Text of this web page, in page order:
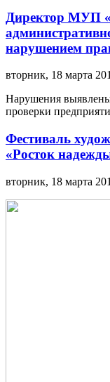
Директор МУП
нарушением
вторник, 18 марта
Нарушения
проверки
Фестиваль
«Росток
вторник, 18 марта